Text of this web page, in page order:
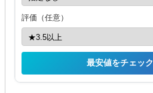
評価（任意）
最安値をチェック